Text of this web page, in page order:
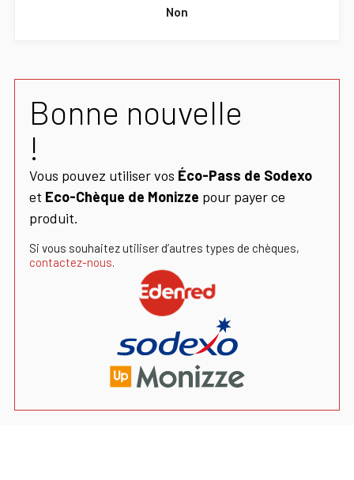
Non
Bonne nouvelle
!
Vous pouvez utiliser vos Éco-Pass de Sodexo
et Eco-Chèque de Monizze pour payer ce
produit.
Si vous souhaitez utiliser d’autres types de chèques,
contactez-nous.